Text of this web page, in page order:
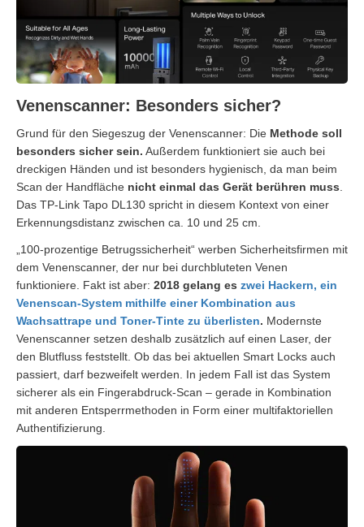
Venenscanner: Besonders sicher?
Grund für den Siegeszug der Venenscanner: Die Methode soll
besonders sicher sein. Außerdem funktioniert sie auch bei
dreckigen Händen und ist besonders hygienisch, da man beim
Scan der Handfläche nicht einmal das Gerät berühren muss
Das TP-Link Tapo DL130 spricht in diesem Kontext von einer
Erkennungsdistanz zwischen ca. 10 und 25 cm.
„100-prozentige Betrugssicherheit“ werben Sicherheitsfirmen mit
dem Venenscanner, der nur bei durchbluteten Venen
funktioniere. Fakt ist aber: 2018 gelang es zwei Hackern, ein
Venenscan-System mithilfe einer Kombination aus
Wachsattrape und Toner-Tinte zu überlisten. Modernste
Venenscanner setzen deshalb zusätzlich auf einen Laser, der
den Blutfluss feststellt. Ob das bei aktuellen Smart Locks auch
passiert, darf bezweifelt werden. In jedem Fall ist das System
sicherer als ein Fingerabdruck-Scan – gerade in Kombination
mit anderen Entsperrmethoden in Form einer multifaktoriellen
Authentifizierung.